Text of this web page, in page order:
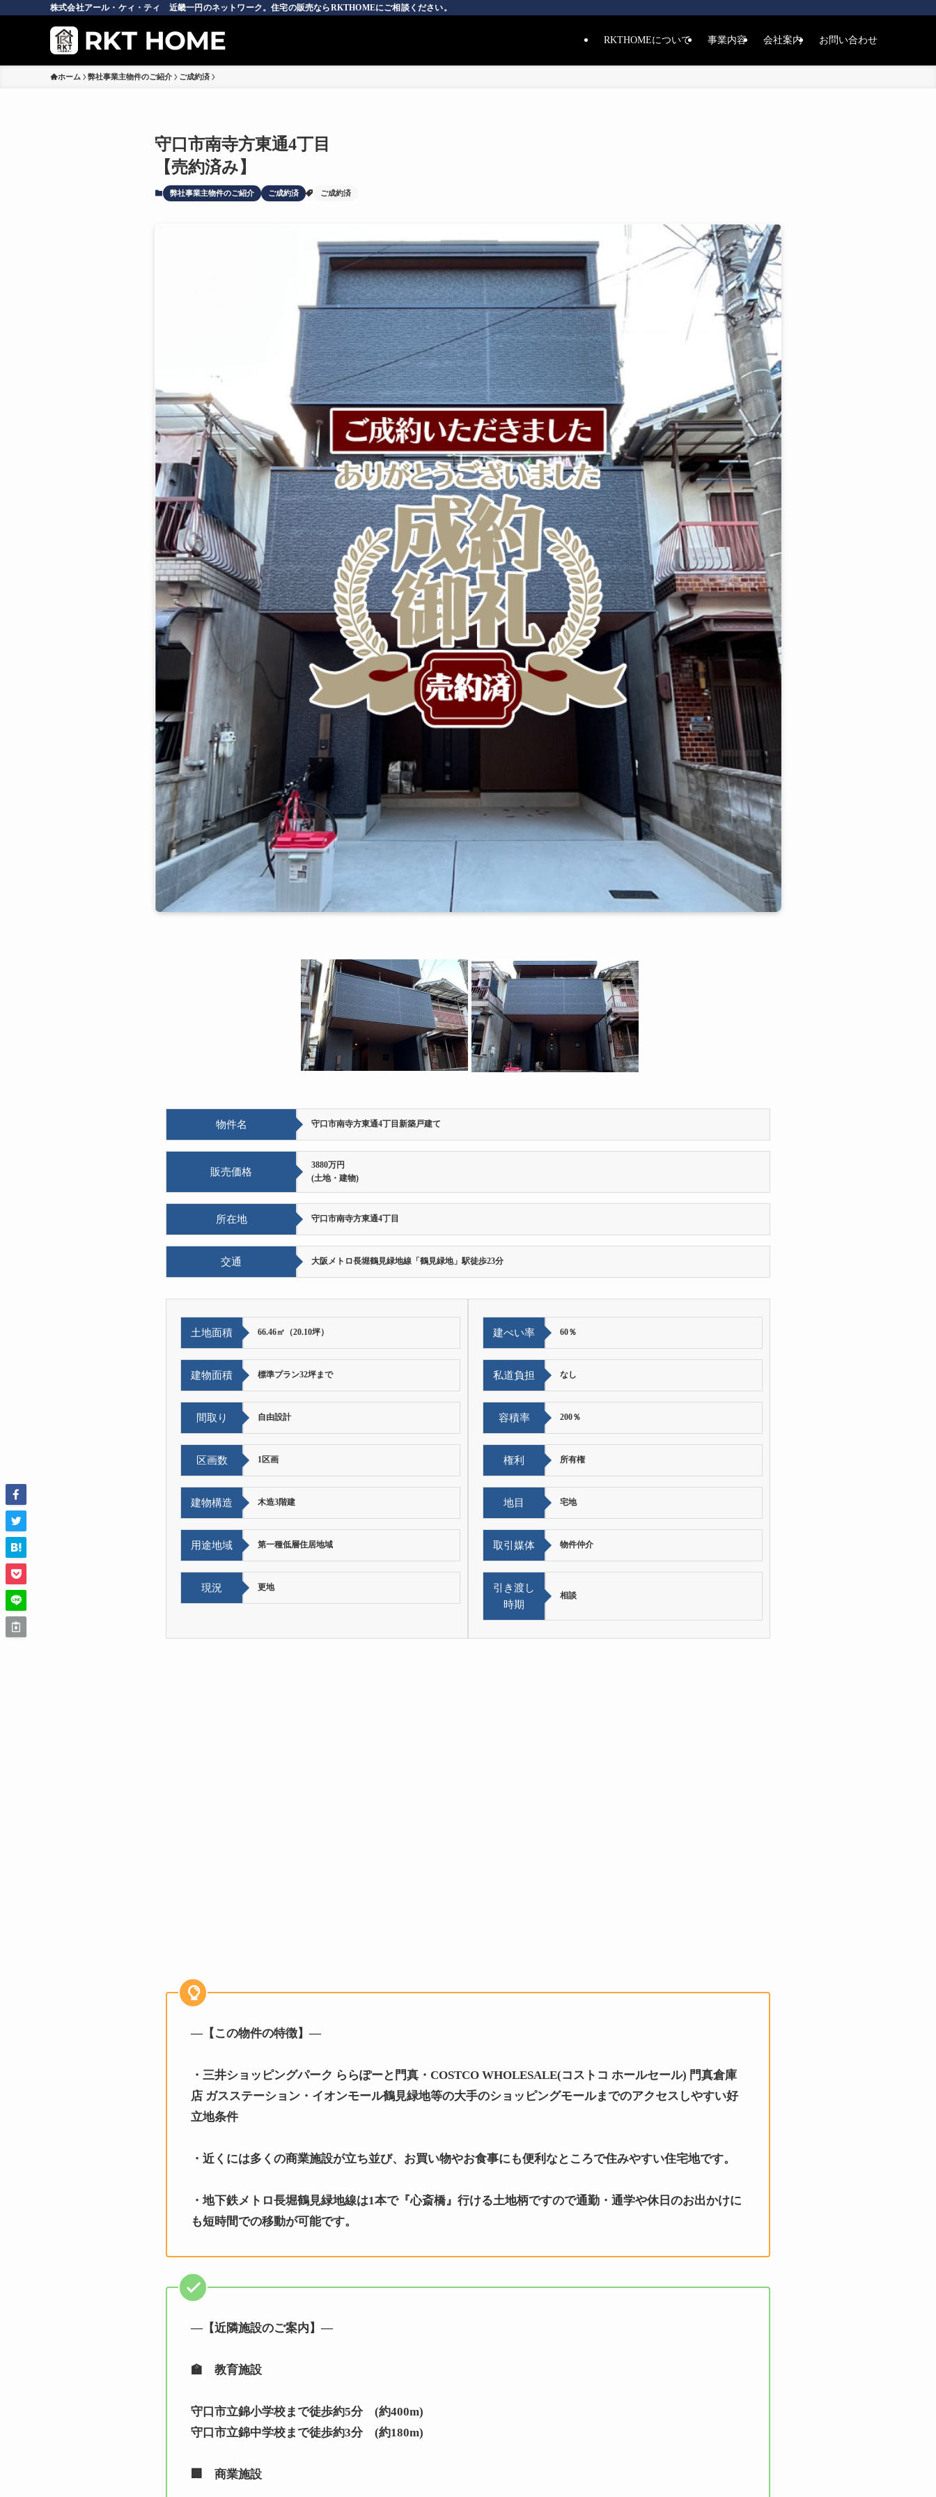
株式会社アール・ケィ・ティ 近畿一円のネットワーク。住宅の販売ならRKTHOMEにご相談ください。
RKTHOMEについて 事業内容 会社案内 お問い合わせ
ホーム 弊社事業主物件のご紹介 ご成約済
守口市南寺方東通4丁目
【売約済み】
弊社事業主物件のご紹介 ご成約済 ご成約済
物件名 守口市南寺方東通4丁目新築戸建て
販売価格
3880万円
(土地・建物)
所在地 守口市南寺方東通4丁目
交通 大阪メトロ長堀鶴見緑地線「鶴見緑地」駅徒歩23分
土地面積 66.46㎡（20.10坪）
建物面積 標準プラン32坪まで
間取り 自由設計
区画数 1区画
建物構造 木造3階建
用途地域 第一種低層住居地域
現況 更地
建ぺい率 60％
私道負担 なし
容積率 200％
権利 所有権
地目 宅地
取引媒体 物件仲介
引き渡し
時期
相談
—【この物件の特徴】—
・ 三井ショッピングパーク ららぽーと門真 ・COSTCO WHOLESALE(コストコ ホールセール) 門真倉庫
店 ガスステーション・イオンモール鶴見緑地等の大手のショッピングモールまでのアクセスしやすい好
立地条件
・近くには多くの商業施設が立ち並び、お買い物やお食事にも便利なところで住みやすい住宅地です。
・地下鉄メトロ長堀鶴見緑地線は1本で『心斎橋』行ける土地柄ですので通勤・通学や休日のお出かけに
も短時間での移動が可能です。
—【近隣施設のご案内】—
🏫 教育施設
守口市立錦小学校まで徒歩約5分 (約400m)
守口市立錦中学校まで徒歩約3分 (約180m)
🏢 商業施設